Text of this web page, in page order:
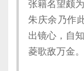
张籍名望颇
朱庆余乃作
出镜心，自
菱歌敌万金